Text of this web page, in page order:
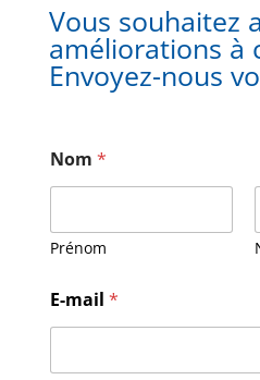
Vous souhaitez
améliorations à
Envoyez-nous
Nom *
Prénom
e
s
a
E-mail *